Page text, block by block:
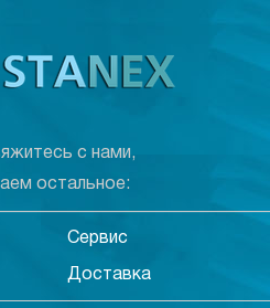
с нами,
остальное:
Сервис
Доставка